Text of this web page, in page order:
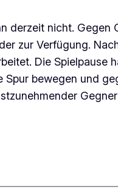
derzeit nicht. Gegen
zur Verfügung.
Die Spielpause
bewegen und